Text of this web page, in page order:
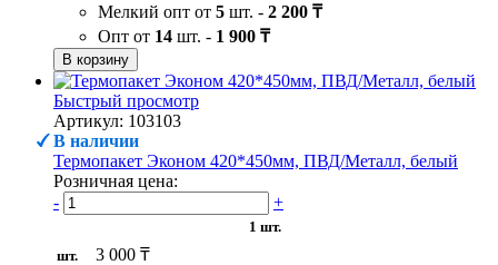
Мелкий опт от 5 шт. - 2 200 ₸
Опт от 14 шт. - 1 900 ₸
В корзину
Быстрый просмотр
Артикул: 103103
В наличии
Термопакет Эконом 420*450мм, ПВД/Металл, белый
Розничная цена:
-
+
1 шт.
шт.
3 000 ₸